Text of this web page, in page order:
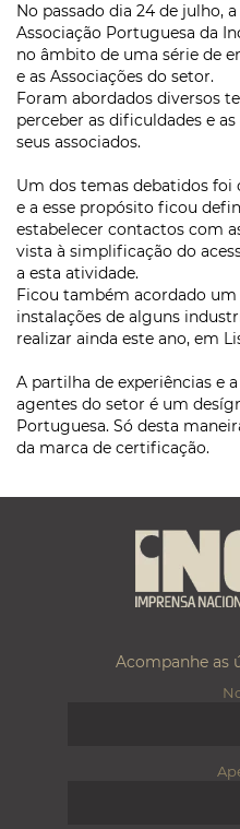
No passado dia 24 de julho,
Associação Portuguesa da
no âmbito de uma série de
e as Associações do setor.
Foram abordados diversos
perceber as dificuldades e
seus associados.
Um dos temas debatidos
e a esse propósito ficou
estabelecer contactos com
vista à simplificação do
a esta atividade.
Ficou também acordado
instalações de alguns
realizar ainda este ano, em
A partilha de experiências e
agentes do setor é um
Portuguesa. Só desta
da marca de certificação.
Acompanhe as